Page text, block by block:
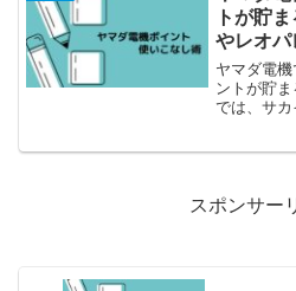
トが貯
やレオパ
ヤマダ電
ントが貯
では、サカ
スポンサー